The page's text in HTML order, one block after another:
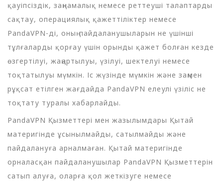
қауіпсіздік, заңнамалық немесе реттеуші талаптарды
сақтау, операциялық қажеттіліктер немесе
PandaVPN-ді, оның пайдаланушыларын не үшінші
тұлғаларды қорғау үшін орынды қажет болған кезде
өзгертілуі, жаңартылуы, үзілуі, шектелуі немесе
тоқтатылуы мүмкін. Іс жүзінде мүмкін және заңмен
рұқсат етілген жағдайда PandaVPN елеулі үзіліс не
тоқтату туралы хабарлайды.
PandaVPN Қызметтері мен жазылымдары Қытай
материгінде ұсынылмайды, сатылмайды және
пайдалануға арналмаған. Қытай материгінде
орналасқан пайдаланушылар PandaVPN Қызметтерін
сатып алуға, оларға қол жеткізуге немесе